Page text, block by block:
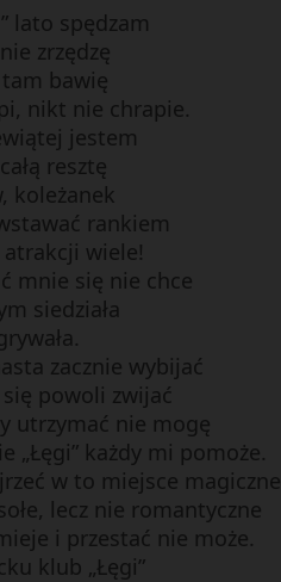
lato spędzam
zrzędzę
bawię
nikt nie chrapie.
jestem
resztę
koleżanek
rankiem
wiele!
mnie się nie chce
siedziała
zacznie wybijać
się powoli zwijać
utrzymać nie mogę
„Łęgi” każdy mi pomoże.
w to miejsce magiczne
lecz nie romantyczne
i przestać nie może.
klub „Łęgi”